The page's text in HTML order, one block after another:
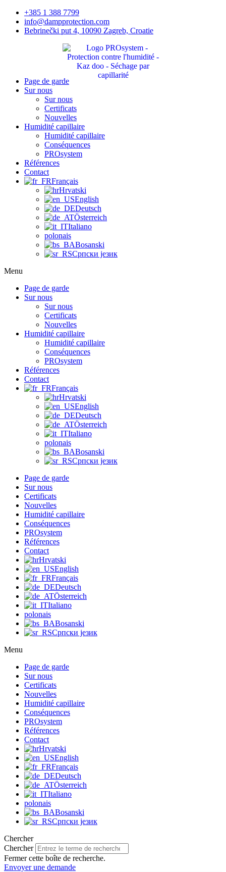
Passer
contenu
+385 1 388 7799
info@dampprotection.com
Bebrinečki put 4, 10090 Zagreb, Croatie
Page de garde
Sur nous
Sur nous
Certificats
Nouvelles
Humidité capillaire
Humidité capillaire
Conséquences
PROsystem
Références
Contact
Français
Hrvatski
English
Deutsch
Österreich
Italiano
polonais
Bosanski
Српски језик
Menu
Page de garde
Sur nous
Sur nous
Certificats
Nouvelles
Humidité capillaire
Humidité capillaire
Conséquences
PROsystem
Références
Contact
Français
Hrvatski
English
Deutsch
Österreich
Italiano
polonais
Bosanski
Српски језик
Page de garde
Sur nous
Certificats
Nouvelles
Humidité capillaire
Conséquences
PROsystem
Références
Contact
Hrvatski
English
Français
Deutsch
Österreich
Italiano
polonais
Bosanski
Српски језик
Menu
Page de garde
Sur nous
Certificats
Nouvelles
Humidité capillaire
Conséquences
PROsystem
Références
Contact
Hrvatski
English
Français
Deutsch
Österreich
Italiano
polonais
Bosanski
Српски језик
Chercher
Chercher
Fermer cette boîte de recherche.
Envoyer une demande